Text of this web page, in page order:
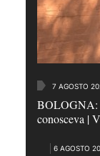
7 AGOSTO
BOLOGNA:
conosceva |
6 AGOSTO